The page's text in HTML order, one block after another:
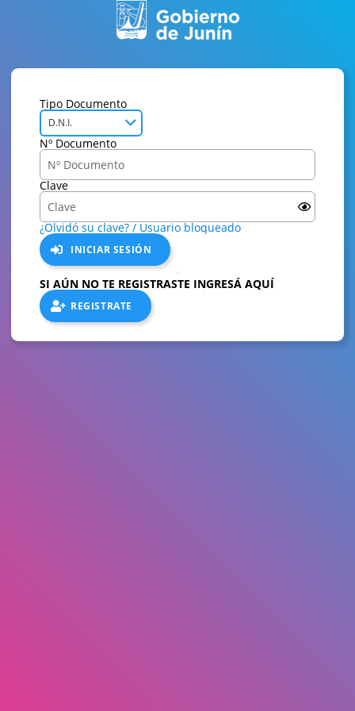
Tipo Documento
D.N.I.
Nº Documento
Clave
¿Olvidó su clave? / Usuario bloqueado
INICIAR SESIÓN
SI AÚN NO TE REGISTRASTE INGRESÁ AQUÍ
REGISTRATE